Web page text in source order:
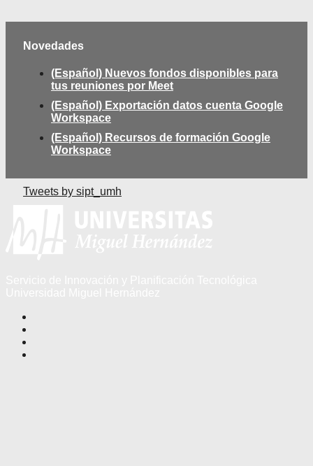
Novedades
(Español) Nuevos fondos disponibles para
tus reuniones por Meet
(Español) Exportación datos cuenta Google
Workspace
(Español) Recursos de formación Google
Workspace
Tweets by sipt_umh